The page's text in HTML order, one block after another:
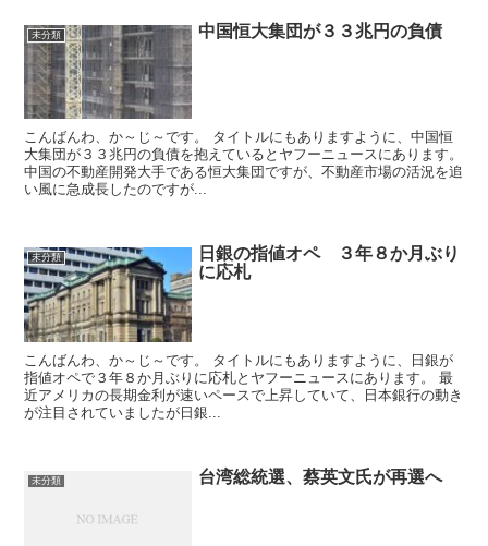
未分類 中国恒大集団が３３兆円の負債
こんばんわ、か～じ～です。 タイトルにもありますように、中国恒
大集団が３３兆円の負債を抱えているとヤフーニュースにあります。
中国の不動産開発大手である恒大集団ですが、不動産市場の活況を追
い風に急成長したのですが...
未分類
日銀の指値オペ ３年８か月ぶり
に応札
こんばんわ、か～じ～です。 タイトルにもありますように、日銀が
指値オペで３年８か月ぶりに応札とヤフーニュースにあります。 最
近アメリカの長期金利が速いペースで上昇していて、日本銀行の動き
が注目されていましたが日銀...
未分類 台湾総統選、蔡英文氏が再選へ